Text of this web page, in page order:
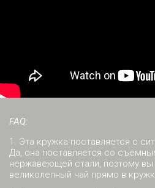
FAQ:
1. Эта кружка поставляется с
Да, она поставляется со
нержавеющей стали, поэтому
великолепный чай прямо в